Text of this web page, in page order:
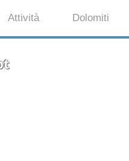
Attività Dolomiti